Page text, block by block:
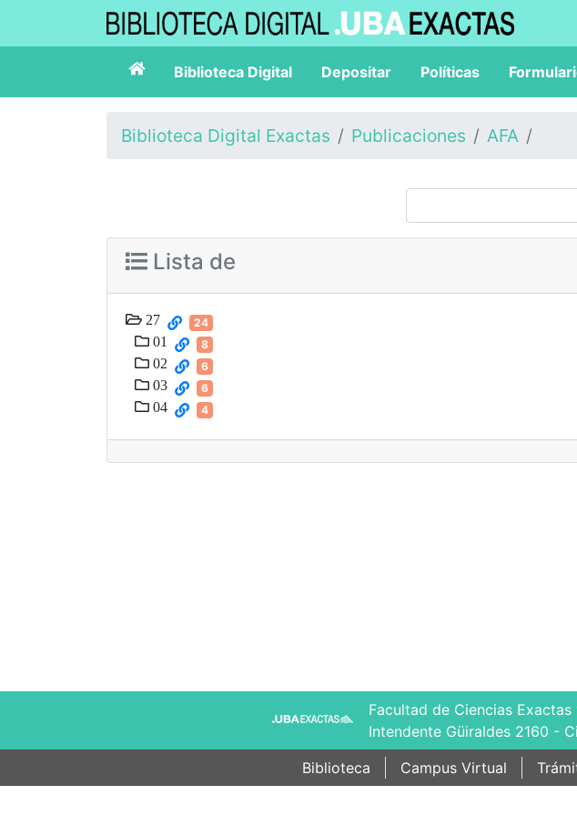
Biblioteca Digital Depositar Políticas
Biblioteca Digital Exactas Publicaciones AFA
Lista de
27 24
01 8
02 6
03 6
04 4
Facultad de Ciencias
Intendente Güiraldes 2160 -
Biblioteca
Campus Virtual